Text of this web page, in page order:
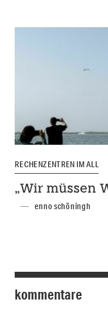
RECHENZENTREN IM ALL
„Wir müssen
enno schöningh
kommentare